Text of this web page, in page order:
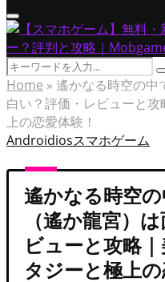
Primary
Menu
Search
for:
Home » 遙かなる時空の中
白い？評価・レビューと
上の恋愛体験！
Androidiosスマホゲーム
遙かなる時空
（遙か龍宮）
ビューと攻略
タジーと極上の